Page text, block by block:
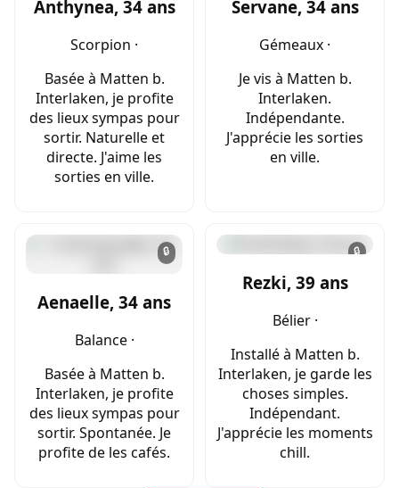
Anthynea, 34 ans
Scorpion ·
Basée à Matten b.
Interlaken, je profite
des lieux sympas pour
sortir. Naturelle et
directe. J'aime les
sorties en ville.
Servane, 34 ans
Gémeaux ·
Je vis à Matten b.
Interlaken.
Indépendante.
J'apprécie les sorties
en ville.
🔒
Aenaelle, 34 ans
Balance ·
Basée à Matten b.
Interlaken, je profite
des lieux sympas pour
sortir. Spontanée. Je
profite de les cafés.
🔒
Rezki, 39 ans
Bélier ·
Installé à Matten b.
Interlaken, je garde les
choses simples.
Indépendant.
J'apprécie les moments
chill.